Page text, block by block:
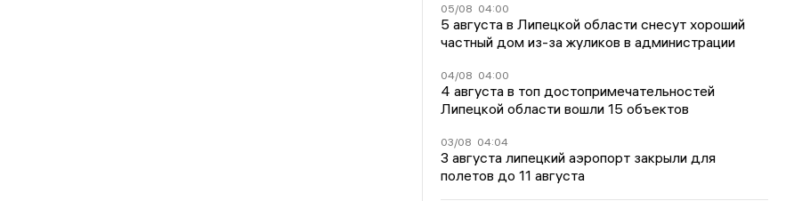
05/08 04:00
5 августа в Липецкой области снесут хороший
частный дом из-за жуликов в администрации
04/08 04:00
4 августа в топ достопримечательностей
Липецкой области вошли 15 объектов
03/08 04:04
3 августа липецкий аэропорт закрыли для
полетов до 11 августа